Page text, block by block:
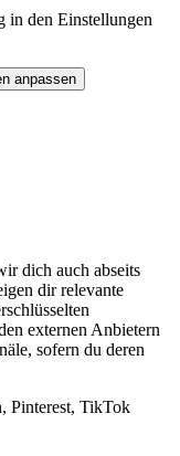
den Einstellungen
anpassen
dich auch abseits
dir relevante
externen Anbietern
sofern du deren
Pinterest, TikTok